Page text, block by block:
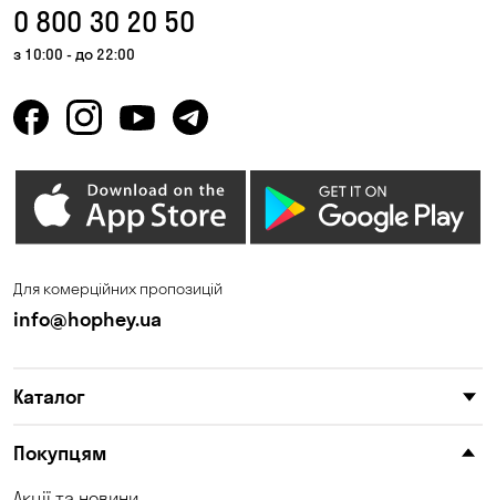
0 800 30 20 50
з 10:00 - до 22:00
Для комерційних пропозицій
info@hophey.ua
Каталог
Покупцям